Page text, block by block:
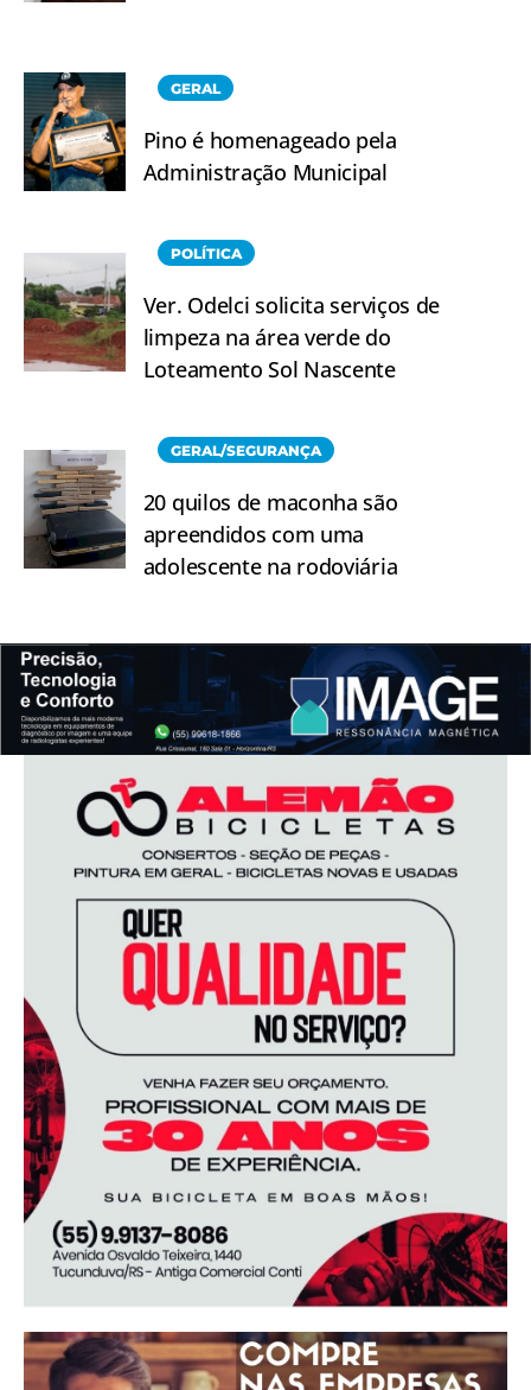
GERAL
Pino é homenageado pela
Administração Municipal
POLÍTICA
Ver. Odelci solicita serviços de
limpeza na área verde do
Loteamento Sol Nascente
GERAL/SEGURANÇA
20 quilos de maconha são
apreendidos com uma
adolescente na rodoviária